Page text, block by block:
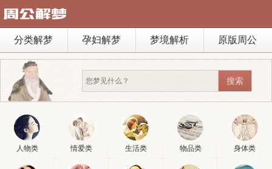
分类解梦 孕妇解梦 梦境解析 原版周公
人物类 情爱类 生活类 物品类 身体类